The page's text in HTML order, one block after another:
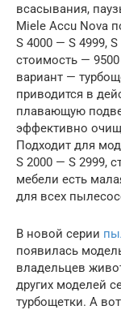
всасывания,
Miele Accu Nova
S 4000 — S 4999,
стоимость —
вариант —
приводится в
плавающую
эффективно
Подходит для
S 2000 — S 2999,
мебели есть
для всех
В новой серии
появилась
владельцев
других моделей
турбощетки. А